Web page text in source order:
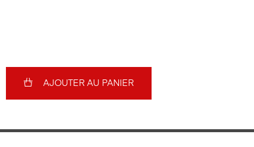
AJOUTER AU PANIER